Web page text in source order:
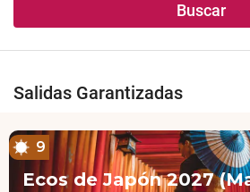
Buscar
Salidas Garantizadas